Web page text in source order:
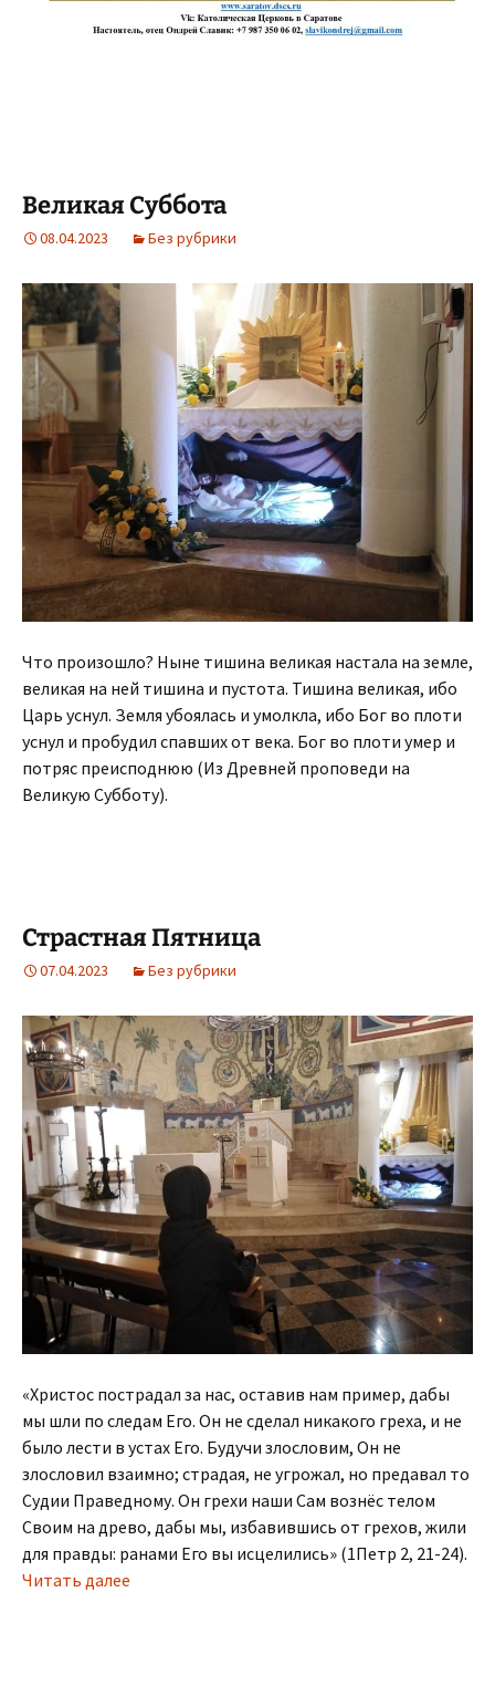
Великая Суббота
08.04.2023 Без рубрики
Что произошло? Ныне тишина великая настала на земле,
великая на ней тишина и пустота. Тишина великая, ибо
Царь уснул. Земля убоялась и умолкла, ибо Бог во плоти
уснул и пробудил спавших от века. Бог во плоти умер и
потряс преисподнюю (Из Древней проповеди на
Великую Субботу).
Страстная Пятница
07.04.2023 Без рубрики
«Христос пострадал за нас, оставив нам пример, дабы
мы шли по следам Его. Он не сделал никакого греха, и не
было лести в устах Его. Будучи злословим, Он не
злословил взаимно; страдая, не угрожал, но предавал то
Судии Праведному. Он грехи наши Сам вознёс телом
Своим на древо, дабы мы, избавившись от грехов, жили
для правды: ранами Его вы исцелились» (1Петр 2, 21-24).
Читать далее